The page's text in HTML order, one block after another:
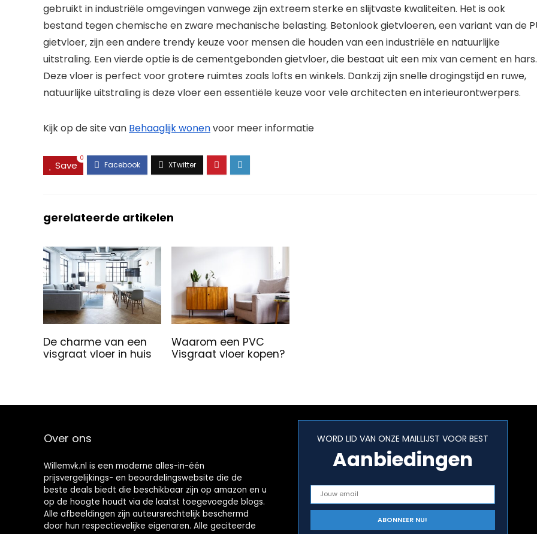
gebruikt in industriële omgevingen vanwege zijn extreem sterke en slijtvaste kwaliteiten. Het is ook
bestand tegen chemische en zware mechanische belasting. Betonlook gietvloeren, een variant van de
gietvloer, zijn een andere trendy keuze voor mensen die houden van een industriële en natuurlijke
uitstraling. Een vierde optie is de cementgebonden gietvloer, die bestaat uit een mix van cement en hars.
Deze vloer is perfect voor grotere ruimtes zoals lofts en winkels. Dankzij zijn snelle drogingstijd en ruwe,
natuurlijke uitstraling is deze vloer een essentiële keuze voor vele architecten en interieurontwerpers.
Kijk op de site van Behaaglijk wonenvoor meer informatie
Save
0
gerelateerde artikelen
De charme van een
visgraat vloer in huis
Waarom een PVC
Visgraat vloer kopen?
Over ons
Willemvk.nl is een moderne alles-in-één
prijsvergelijkings- en beoordelingswebsite die de
beste deals biedt die beschikbaar zijn op amazon en u
op de hoogte houdt via de laatst toegevoegde blogs.
Alle afbeeldingen zijn auteursrechtelijk beschermd
door hun respectievelijke eigenaren. Alle geciteerde
WORD LID VAN ONZE MAILLIJST VOOR BEST
Aanbiedingen